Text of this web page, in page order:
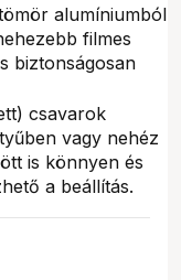
alumíniumból
filmes
biztonságosan
csavarok
vagy nehéz
is könnyen és
a beállítás.